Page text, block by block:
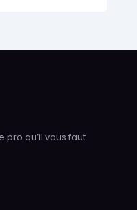
pro qu’il vous faut